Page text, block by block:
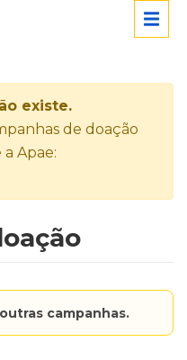
existe.
de doação
Apae:
campanhas.